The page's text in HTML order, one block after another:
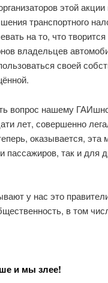
этой акции
транспортного
на то, что
владельцев
своей
вопрос нашему
лет, совершенно
оказывается, эта
пассажиров, так и для
у нас это
в том
и мы злее!